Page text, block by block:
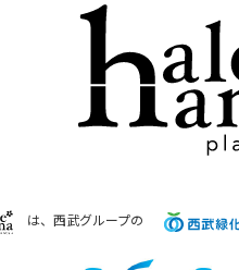
は、西武グループの